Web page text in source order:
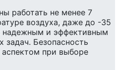
работать не менее 7
воздуха, даже до -35
надежным и эффективным
задач. Безопасность
при выборе